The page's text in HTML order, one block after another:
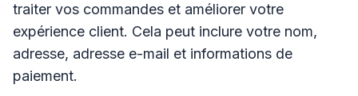
traiter vos commandes et améliorer votre
expérience client. Cela peut inclure votre nom,
adresse, adresse e-mail et informations de
paiement.